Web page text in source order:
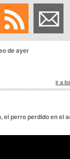
de ayer
ir a
el perro perdido en el